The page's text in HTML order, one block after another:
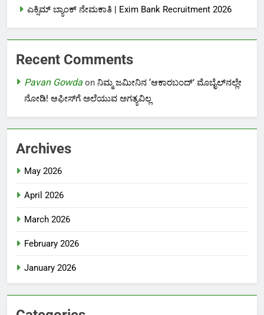
ಎಕ್ಸಿಮ್ ಬ್ಯಾಂಕ್ ನೇಮಕಾತಿ |‌ Exim Bank Recruitment 2026
Recent Comments
Pavan Gowda on ನಿಮ್ಮ ಜಮೀನಿನ ‘ಆಕಾರಬಂದ್’ ಮೊಬೈಲ್‌ನಲ್ಲೇ
ನೋಡಿ! ಆಫೀಸ್‌ಗೆ ಅಲೆಯುವ ಅಗತ್ಯವಿಲ್ಲ
Archives
May 2026
April 2026
March 2026
February 2026
January 2026